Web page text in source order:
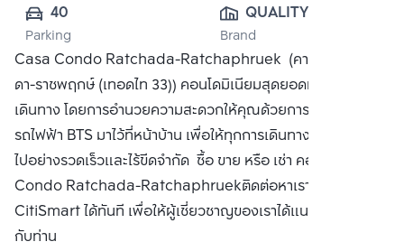
40
Parking
QUALITY
HOUSES PUBLIC
CO., LTD.
Brand
Casa Condo Ratchada-Ratchaphruek (คาซ่า คอนโด รัช
ดา-ราชพฤกษ์ (เทอดไท 33)) คอนโดมิเนียมสุดยอดทำเล ในการ
เดินทาง โดยการอำนวยความสะดวกให้คุณด้วยการนำสถานี
รถไฟฟ้า BTS มาไว้ที่หน้าบ้าน เพื่อให้ทุกการเดินทางของคุณเป็น
ไปอย่างรวดเร็วและไร้ขีดจำกัด ซื้อ ขาย หรือ เช่า คอนโดCasa
Condo Ratchada-Ratchaphruekติดต่อหาเรา Bangkok
CitiSmart ได้ทันที เพื่อให้ผู้เชี่ยวชาญของเราได้แนะนำคอนโดให้
กับท่าน